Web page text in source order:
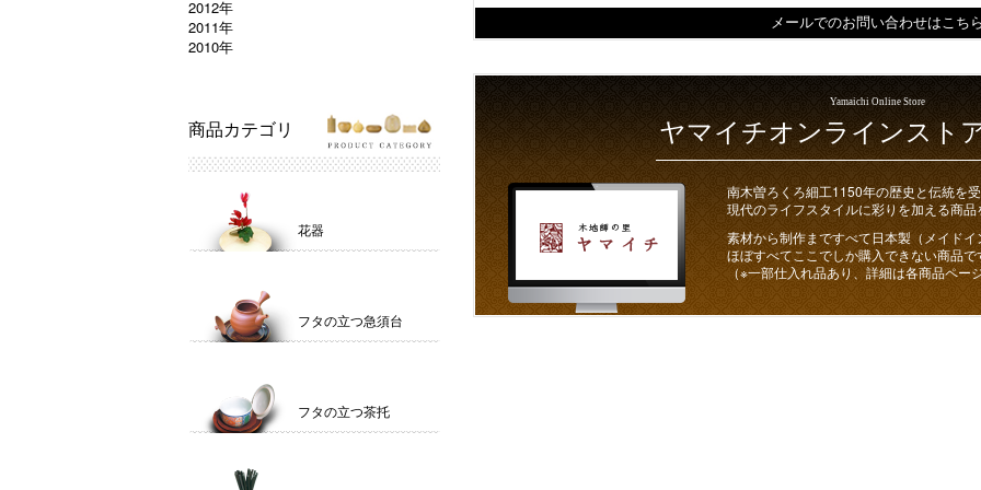
メールでのお問い合わせはこち
Yamaichi Online Store
ヤマイチオンラインスト
南木曽ろくろ細工1150年の歴史と伝統を
現代のライフスタイルに彩りを加える商
素材から制作まですべて日本製（メイド
ほぼすべてここでしか購入できない商品で
（※一部仕入れ品あり、詳細は各商品ペー
2012年
2011年
2010年
商品カテゴリ
花器
フタの立つ急須台
フタの立つ茶托